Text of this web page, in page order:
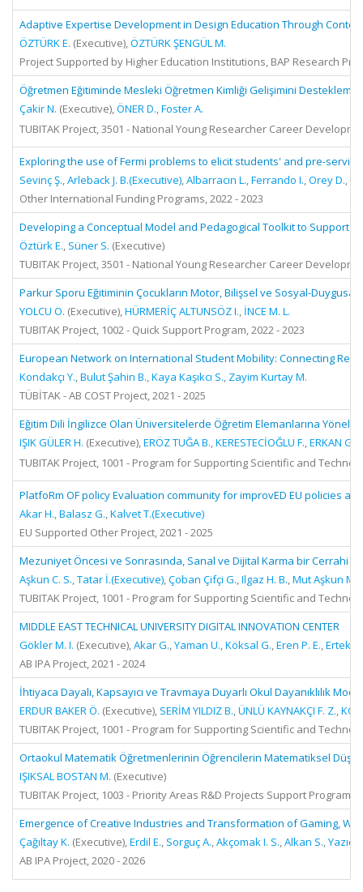
Adaptive Expertise Development in Design Education Through
ÖZTÜRK E. (Executive),ÖZTÜRK ŞENGÜL M.
Project Supported by Higher Education Institutions, BAP Research
Öğretmen Eğitiminde Mesleki Öğretmen Kimliği Gelişimini
Çakir N. (Executive),ÖNER D.,Foster A.
TUBITAK Project, 3501 - National Young Researcher Career
Exploring the use of Fermi problems to elicit students' and pre-
Sevinç Ş.,Arleback J. B.(Executive),Albarracın L.,Ferrando I.,Orey D.,
Other International Funding Programs, 2022 - 2023
Developing a Conceptual Model and Pedagogical Toolkit to Support
Öztürk E., Süner S. (Executive)
TUBITAK Project, 3501 - National Young Researcher Career
Parkur Sporu Eğitiminin Çocukların Motor, Bilişsel ve Sosyal-Duygusal
YOLCU O. (Executive),HÜRMERİÇ ALTUNSÖZ I., İNCE M. L.
TUBITAK Project, 1002 - Quick Support Program, 2022 - 2023
European Network on International Student Mobility: Connecting
Kondakçı Y.,Bulut Şahin B.,Kaya Kaşıkcı S., Zayim Kurtay M.
TÜBİTAK - AB COST Project, 2021 - 2025
Eğitim Dili İngilizce Olan Üniversitelerde Öğretim Elemanlarına
IŞIK GÜLER H. (Executive),ERÖZ TUĞA B.,KERESTECİOĞLU F.,ERKAN G.
TUBITAK Project, 1001 - Program for Supporting Scientific and
PlatfoRm OF policy Evaluation community for improvED EU policies
Akar H.,Balasz G.,Kalvet T.(Executive)
EU Supported Other Project, 2021 - 2025
Mezuniyet Öncesi ve Sonrasında, Sanal ve Dijital Karma bir Cerrahi
Aşkun C. S.,Tatar İ.(Executive),Çoban Çifçi G.,Ilgaz H. B.,Mut Aşkun M.
TUBITAK Project, 1001 - Program for Supporting Scientific and
MIDDLE EAST TECHNICAL UNIVERSITY DIGITAL INNOVATION CENTER
Gökler M. I. (Executive),Akar G.,Yaman U.,Köksal G.,Eren P. E.,Ertekin
AB IPA Project, 2021 - 2024
İhtiyaca Dayalı, Kapsayıcı ve Travmaya Duyarlı Okul Dayanıklılık
ERDUR BAKER Ö. (Executive), SERİM YILDIZ B.,ÜNLÜ KAYNAKÇI F. Z.,
TUBITAK Project, 1001 - Program for Supporting Scientific and
Ortaokul Matematik Öğretmenlerinin Öğrencilerin Matematiksel
IŞIKSAL BOSTAN M. (Executive)
TUBITAK Project, 1003 - Priority Areas R&D Projects Support Program,
Emergence of Creative Industries and Transformation of Gaming,
Çağıltay K. (Executive),Erdil E., Sorguç A.,Akçomak I. S.,Alkan S.,Yazıcı
AB IPA Project, 2020 - 2026